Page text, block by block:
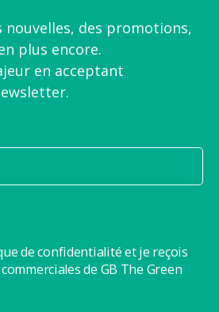
nouvelles, des promotions,
plus encore.
en acceptant
de confidentialité et je reçois
de GB The Green